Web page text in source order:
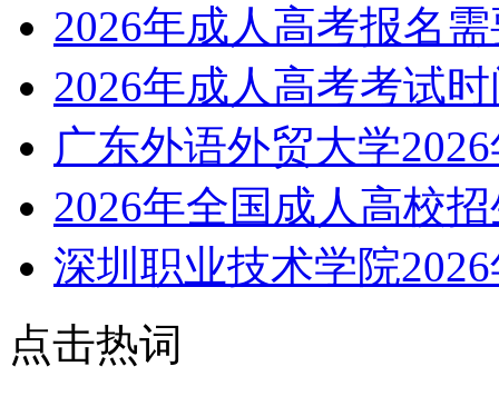
2026年成人高考报名
2026年成人高考考试
广东外语外贸大学
2026年全国成人高校
深圳职业技术学院
点击热词